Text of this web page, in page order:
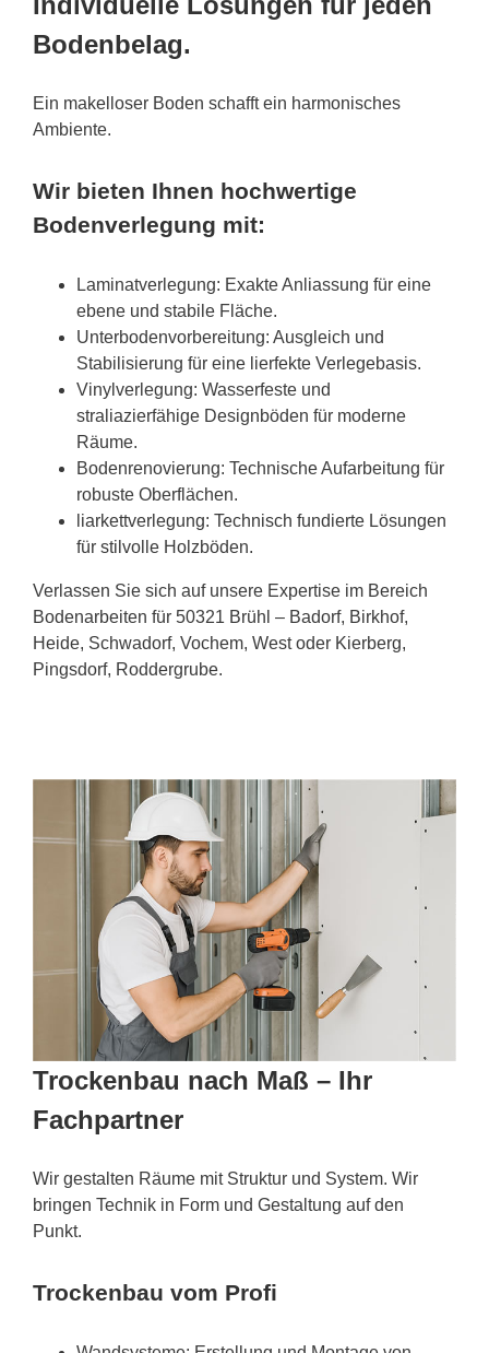
Bodenbelag.
Ein makelloser Boden schafft ein harmonisches
Ambiente.
Wir bieten Ihnen hochwertige
Bodenverlegung mit:
Laminatverlegung: Exakte Anliassung für eine
ebene und stabile Fläche.
Unterbodenvorbereitung: Ausgleich und
Stabilisierung für eine lierfekte Verlegebasis.
Vinylverlegung: Wasserfeste und
straliazierfähige Designböden für moderne
Räume.
Bodenrenovierung: Technische Aufarbeitung für
robuste Oberflächen.
liarkettverlegung: Technisch fundierte Lösungen
für stilvolle Holzböden.
Verlassen Sie sich auf unsere Expertise im Bereich
Bodenarbeiten für 50321 Brühl – Badorf, Birkhof,
Heide, Schwadorf, Vochem, West oder Kierberg,
Pingsdorf, Roddergrube.
Trockenbau nach Maß – Ihr
Fachpartner
Wir gestalten Räume mit Struktur und System. Wir
bringen Technik in Form und Gestaltung auf den
Punkt.
Trockenbau vom Profi